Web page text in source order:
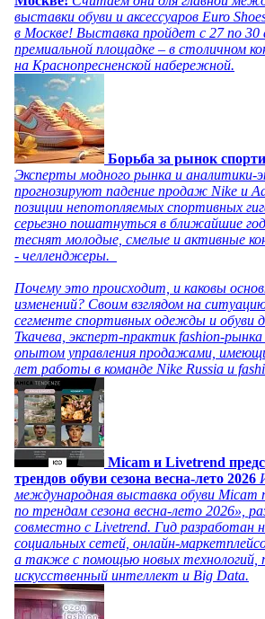
выставки обуви и аксессуаров Euro
в Москве! Выставка пройдет с 27 по 30
премиальной площадке – в столичном
на Краснопресненской набережной.
Борьба за рынок
Эксперты модного рынка и аналитики-
прогнозируют падение продаж Nike и
позиции непотопляемых спортивных
серьезно пошатнуться в ближайшие
теснят молодые, смелые и активные
- челленджеры.
Почему это происходит, и каковы
изменений? Своим взглядом на
сегменте спортивных одежды и обуви
Ткачева, эксперт-практик fashion-
опытом управления продажами,
лет работы в команде Nike Russia и
Micam и Livetrend
трендов обуви сезона весна-лето 2026
международная выставка обуви Micam
по трендам сезона весна-лето 2026»,
совместно с Livetrend. Гид разработан
социальных сетей, онлайн-
а также с помощью новых технологий,
искусственный интеллект и Big Data.